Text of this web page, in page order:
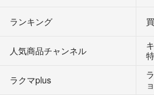
ランキング
人気商品チャンネル
ラクマplus